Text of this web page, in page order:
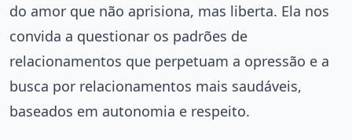
do amor que não aprisiona, mas liberta. Ela nos
convida a questionar os padrões de
relacionamentos que perpetuam a opressão e a
busca por relacionamentos mais saudáveis,
baseados em autonomia e respeito.